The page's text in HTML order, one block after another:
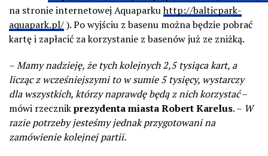
na stronie internetowej Aquaparkuhttp://balticpark-
aquapark.pl/). Po wyjściu z basenu można będzie pobrać
kartę i zapłacić za korzystanie z basenów już ze zniżką.
–Mamy nadzieję, że tych kolejnych 2,5 tysiąca kart, a
licząc z wcześniejszymi to w sumie 5 tysięcy, wystarczy
dla wszystkich, którzy naprawdę będą z nich korzystać–
mówi rzecznikprezydenta miasta Robert Karelus. – W
razie potrzeby jesteśmy jednak przygotowani na
zamówienie kolejnej partii.